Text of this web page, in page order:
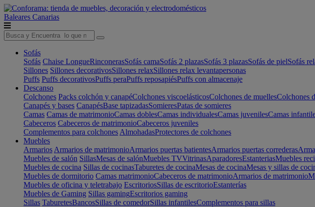
Baleares Canarias
Sofás
Sofás Chaise LongueRinconerasSofás camaSofás 2 plazasSofás 3 plazasSofás de pielSofás
Sillones Sillones decorativosSillones relaxSillones relax levantapersonas
Puffs Puffs decorativosPuffs peraPuffs reposapiésPuffs con almacenaje
Descanso
Colchones Packs colchón y canapéColchones viscoelásticosColchones de muellesColchones
Canapés y bases CanapésBase tapizadasSomieresPatas de somieres
Camas Camas de matrimonioCamas doblesCamas individualesCamas juvenilesCamas
Cabeceros Cabeceros de matrimonioCabeceros juveniles
Complementos para colchones AlmohadasProtectores de colchones
Muebles
Armarios Armarios de matrimonioArmarios puertas batientesArmarios puertas correderas
Muebles de salón SillasMesas de salónMuebles TVVitrinasAparadoresEstanteriasMuebles
Muebles de cocina Sillas de cocinasTaburetes de cocinaMesas de cocinaMesas y sillas de
Muebles de dormitorio Camas matrimonioCabeceros de matrimonioArmarios de matrimonio
Muebles de oficina y teletrabajo EscritoriosSillas de escritorioEstanterías
Muebles de Gaming Sillas gamingEscritorios gaming
Sillas TaburetesBancosSillas de comedorSillas infantilesComplementos para sillas